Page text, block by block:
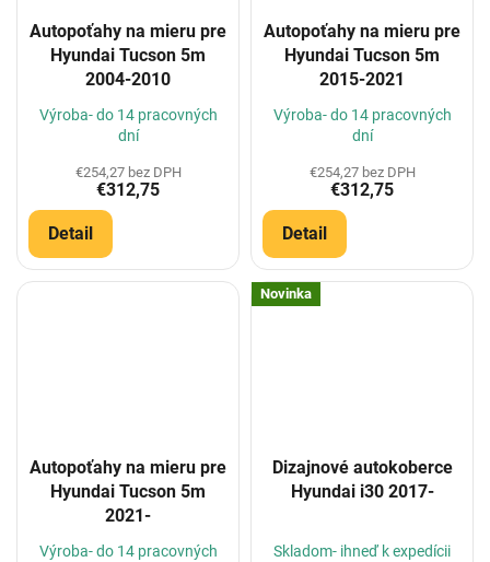
Autopoťahy na mieru pre
Hyundai Tucson 5m
2004-2010
Výroba- do 14 pracovných
dní
€254,27 bez DPH
€312,75
Detail
Autopoťahy na mieru pre
Hyundai Tucson 5m
2015-2021
Výroba- do 14 pracovných
dní
€254,27 bez DPH
€312,75
Detail
Autopoťahy na mieru pre
Hyundai Tucson 5m
2021-
Výroba- do 14 pracovných
Novinka
Dizajnové autokoberce
Hyundai i30 2017-
Skladom- ihneď k expedícii